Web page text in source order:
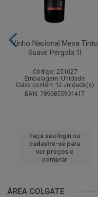
Vinho Nacional Mesa Tinto
Suave Pérgola 1l
Código: 251627
Embalagem: Unidade
Caixa contém 12 unidade(s)
EAN: 7896855901417
Faça seu login ou
cadastre-se para
ver preços e
comprar
ÁREA COLGATE